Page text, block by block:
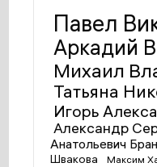
Павел
Аркадий
Михаил
Татьяна
Игорь
Александр
Анатольевич
Швакова
Максим